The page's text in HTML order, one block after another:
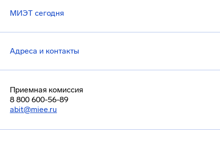
МИЭТ сегодня
Адреса и контакты
Приемная комиссия
8 800 600-56-89
abit@miee.ru